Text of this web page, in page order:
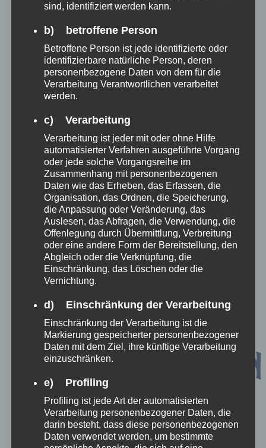
IHR Werbespot im Radio!
sind, identifiziert werden kann.
b) betroffene Person
Betroffene Person ist jede identifizierte oder
identifizierbare natürliche Person, deren
personenbezogene Daten von dem für die
Verarbeitung Verantwortlichen verarbeitet
werden.
c) Verarbeitung
Verarbeitung ist jeder mit oder ohne Hilfe
automatisierter Verfahren ausgeführte Vorgang
oder jede solche Vorgangsreihe im
Zusammenhang mit personenbezogenen
Daten wie das Erheben, das Erfassen, die
Organisation, das Ordnen, die Speicherung,
die Anpassung oder Veränderung, das
Auslesen, das Abfragen, die Verwendung, die
Offenlegung durch Übermittlung, Verbreitung
oder eine andere Form der Bereitstellung, den
Abgleich oder die Verknüpfung, die
Einschränkung, das Löschen oder die
Vernichtung.
d) Einschränkung der Verarbeitung
Einschränkung der Verarbeitung ist die
Markierung gespeicherter personenbezogener
Daten mit dem Ziel, ihre künftige Verarbeitung
einzuschränken.
e) Profiling
Profiling ist jede Art der automatisierten
Verarbeitung personenbezogener Daten, die
darin besteht, dass diese personenbezogenen
Daten verwendet werden, um bestimmte